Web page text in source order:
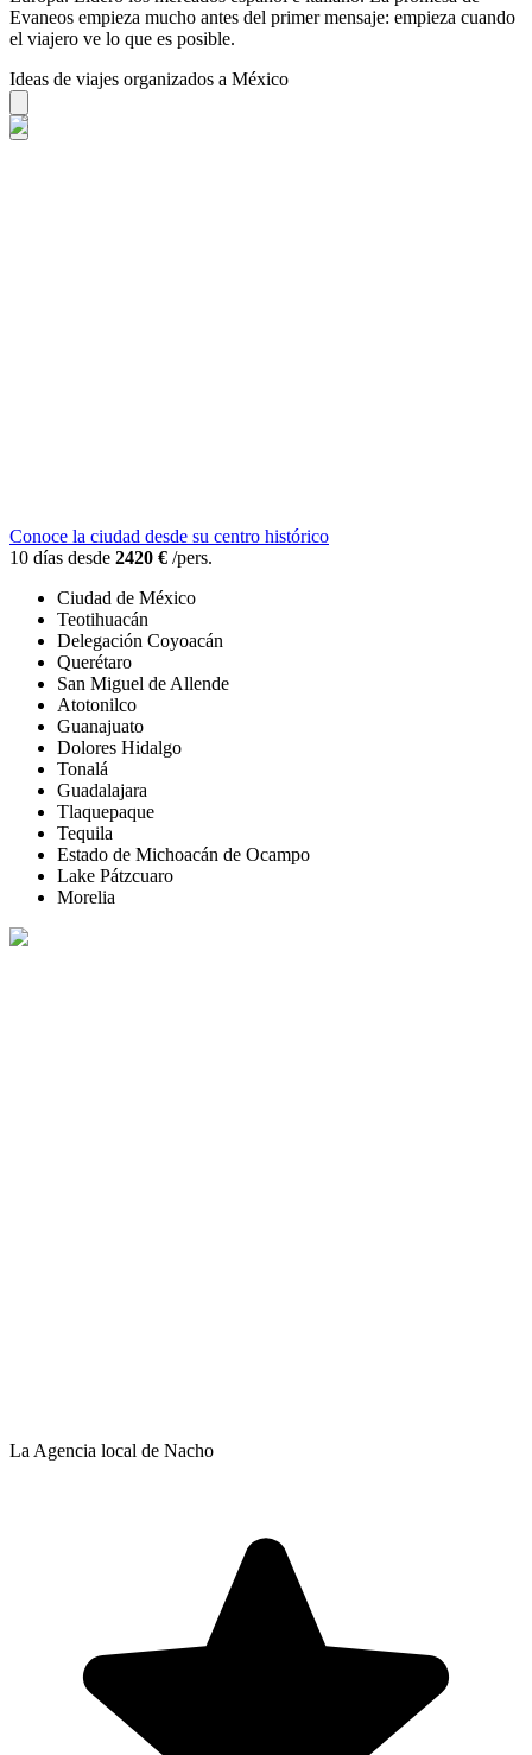
Evaneos empieza mucho antes del primer mensaje: empieza cuando
el viajero ve lo que es posible.
Ideas de viajes organizados a México
Conoce la ciudad desde su centro histórico
10 días desde 2420 € /pers.
Ciudad de México
Teotihuacán
Delegación Coyoacán
Querétaro
San Miguel de Allende
Atotonilco
Guanajuato
Dolores Hidalgo
Tonalá
Guadalajara
Tlaquepaque
Tequila
Estado de Michoacán de Ocampo
Lake Pátzcuaro
Morelia
La Agencia local de Nacho